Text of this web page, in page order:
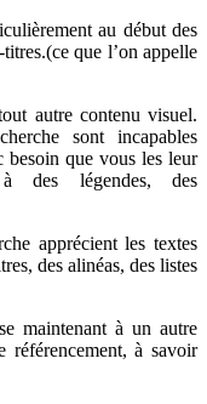
au début des
que l’on appelle
autre contenu visuel.
sont incapables
besoin que vous les leur
à des légendes, des
apprécient les textes
des alinéas, des listes
maintenant à un autre
référencement, à savoir